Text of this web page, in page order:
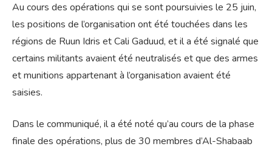
Au cours des opérations qui se sont poursuivies le 25 juin,
les positions de l’organisation ont été touchées dans les
régions de Ruun Idris et Cali Gaduud, et il a été signalé que
certains militants avaient été neutralisés et que des armes
et munitions appartenant à l’organisation avaient été
saisies.
Dans le communiqué, il a été noté qu’au cours de la phase
finale des opérations, plus de 30 membres d’Al-Shabaab